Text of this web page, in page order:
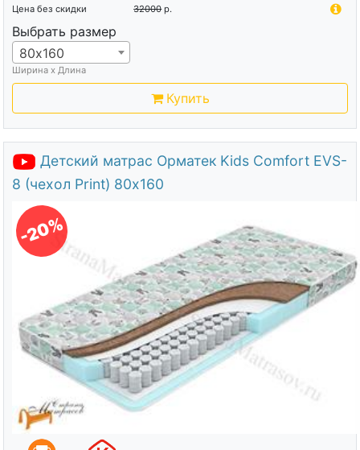
Цена без скидки 32000 р.
Выбрать размер
80х160
Ширина х Длина
Купить
Детский матрас Орматек Kids Comfort EVS-
8 (чехол Print) 80х160
-20%